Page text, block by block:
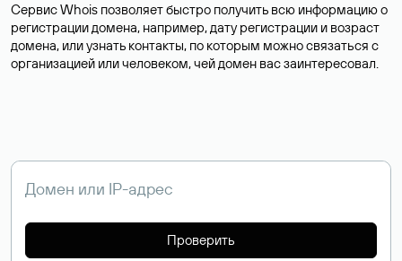
Сервис Whois позволяет быстро получить всю информацию о
регистрации домена, например, дату регистрации и возраст
домена, или узнать контакты, по которым можно связаться с
организацией или человеком, чей домен вас заинтересовал.
Проверить